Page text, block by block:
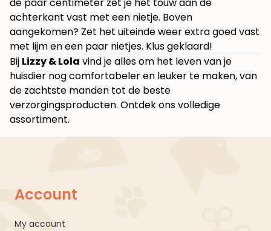
de paar centimeter zet je het touw aan de
achterkant vast met een nietje. Boven
aangekomen? Zet het uiteinde weer extra goed vast
met lijm en een paar nietjes. Klus geklaard!
Bij Lizzy & Lola vind je alles om het leven van je
huisdier nog comfortabeler en leuker te maken, van
de zachtste manden tot de beste
verzorgingsproducten. Ontdek ons volledige
assortiment.
Account
My account